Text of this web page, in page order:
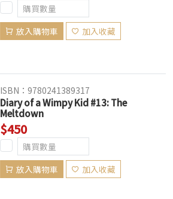
放入購物車 加入收藏
ISBN：9780241389317
Diary of a Wimpy Kid #13: The
Meltdown
$450
放入購物車 加入收藏